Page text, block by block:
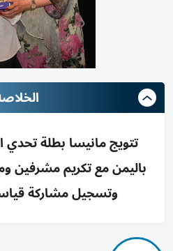
تتويج مانيسا بطلة تحدي
باليمن مع تكريم
وتسجيل مشاركة